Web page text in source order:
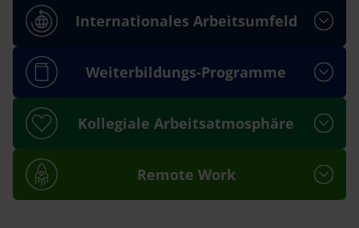
Internationales Arbeitsumfeld
Weiterbildungs-Programme
Kollegiale Arbeitsatmosphäre
Remote Work